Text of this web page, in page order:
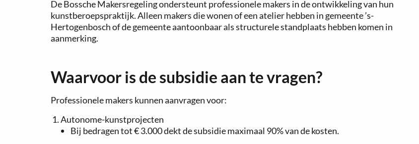
De Bossche Makersregeling ondersteunt professionele makers in de ontwikkeling van hun
kunstberoepspraktijk. Alleen makers die wonen of een atelier hebben in gemeente ’s-
Hertogenbosch of de gemeente aantoonbaar als structurele standplaats hebben komen in
aanmerking.
Waarvoor is de subsidie aan te vragen?
Professionele makers kunnen aanvragen voor:
Autonome-kunstprojecten
Bij bedragen tot € 3.000 dekt de subsidie maximaal 90% van de kosten.